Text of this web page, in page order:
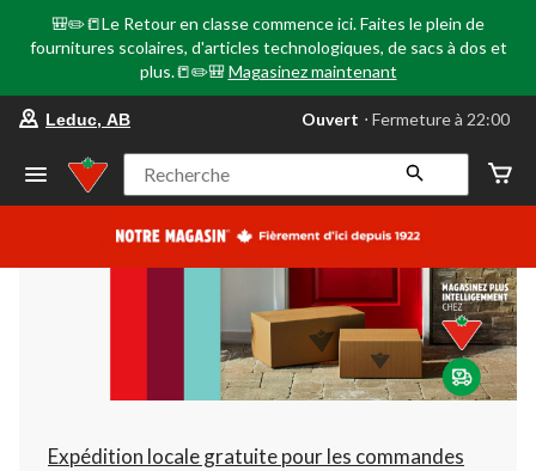
🎒✏️📒Le Retour en classe commence ici. Faites le plein de
fournitures scolaires, d'articles technologiques, de sacs à dos et
plus.📒✏️🎒 Magasinez maintenant
votre
préféré
Leduc,
AB,
courament
Fermeture
à
22:00
cliquer
pour
changer
Leduc, AB Ouvert ⋅ Fermeture à 22:00
Recherche
Expédition locale gratuite pour les commandes